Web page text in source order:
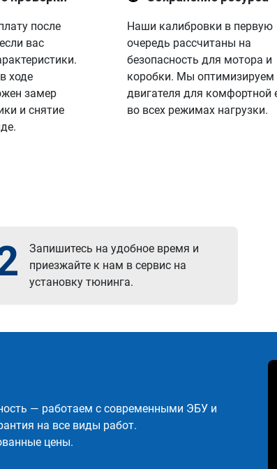
после
вас
ходе
замер
и снятие
Наши калибровки в первую
очередь рассчитаны на
безопасность для мотора и
коробки. Мы оптимизируем
двигателя для комфортной
во всех режимах нагрузки.
Запишитесь на удобное время и
приезжайте к нам в сервис на
установку тюнинга.
— работаем с современными ЭБУ и
на все виды работ.
цены.